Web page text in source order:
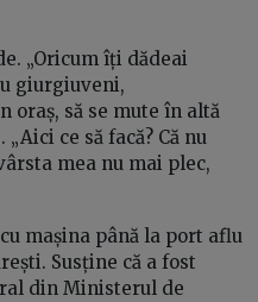
„Oricum îți dădeai
giurgiuveni,
oraș, să se mute în altă
ce să facă? Că nu
mea nu mai plec,
mașina până la port aflu
Susține că a fost
din Ministerul de